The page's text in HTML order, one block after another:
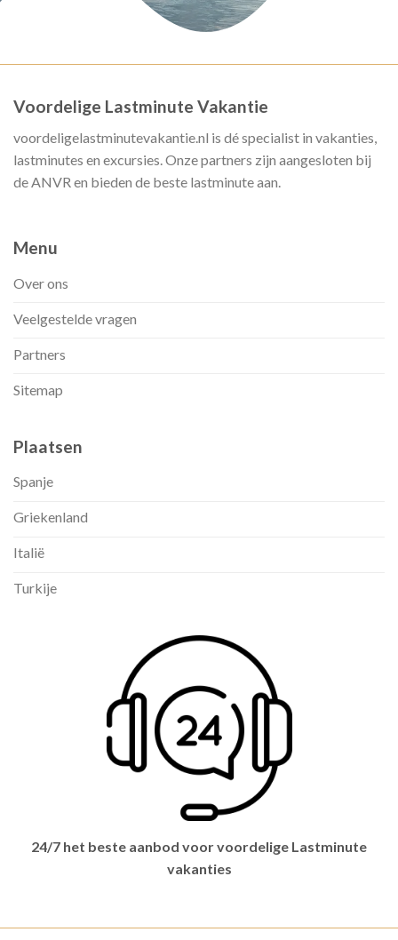
Voordelige Lastminute Vakantie
voordeligelastminutevakantie.nl is dé specialist in vakanties,
lastminutes en excursies. Onze partners zijn aangesloten bij
de ANVR en bieden de beste lastminute aan.
Menu
Over ons
Veelgestelde vragen
Partners
Sitemap
Plaatsen
Spanje
Griekenland
Italië
Turkije
24/7 het beste aanbod voor voordelige Lastminute
vakanties